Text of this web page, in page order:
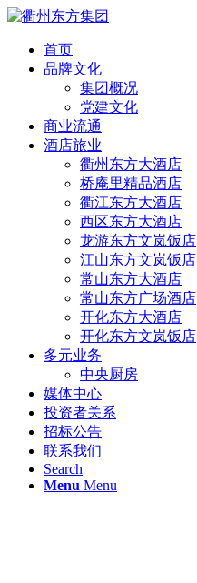
首页
品牌文化
集团概况
党建文化
商业流通
酒店旅业
衢州东方大酒店
桥庵里精品酒店
衢江东方大酒店
西区东方大酒店
龙游东方文岚饭店
江山东方文岚饭店
常山东方大酒店
常山东方广场酒店
开化东方大酒店
开化东方文岚饭店
多元业务
中央厨房
媒体中心
投资者关系
招标公告
联系我们
Search
Menu Menu